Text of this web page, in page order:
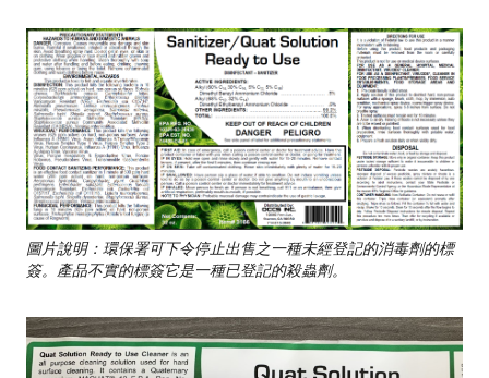
圖片說明：環保署可下令停止出售之一種未經登記的消毒劑的標
簽。產品不實的標簽它是一種已登記的殺蟲劑。